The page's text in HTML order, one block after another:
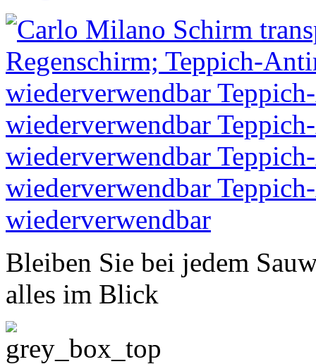
Bleiben Sie bei jedem
alles im Blick